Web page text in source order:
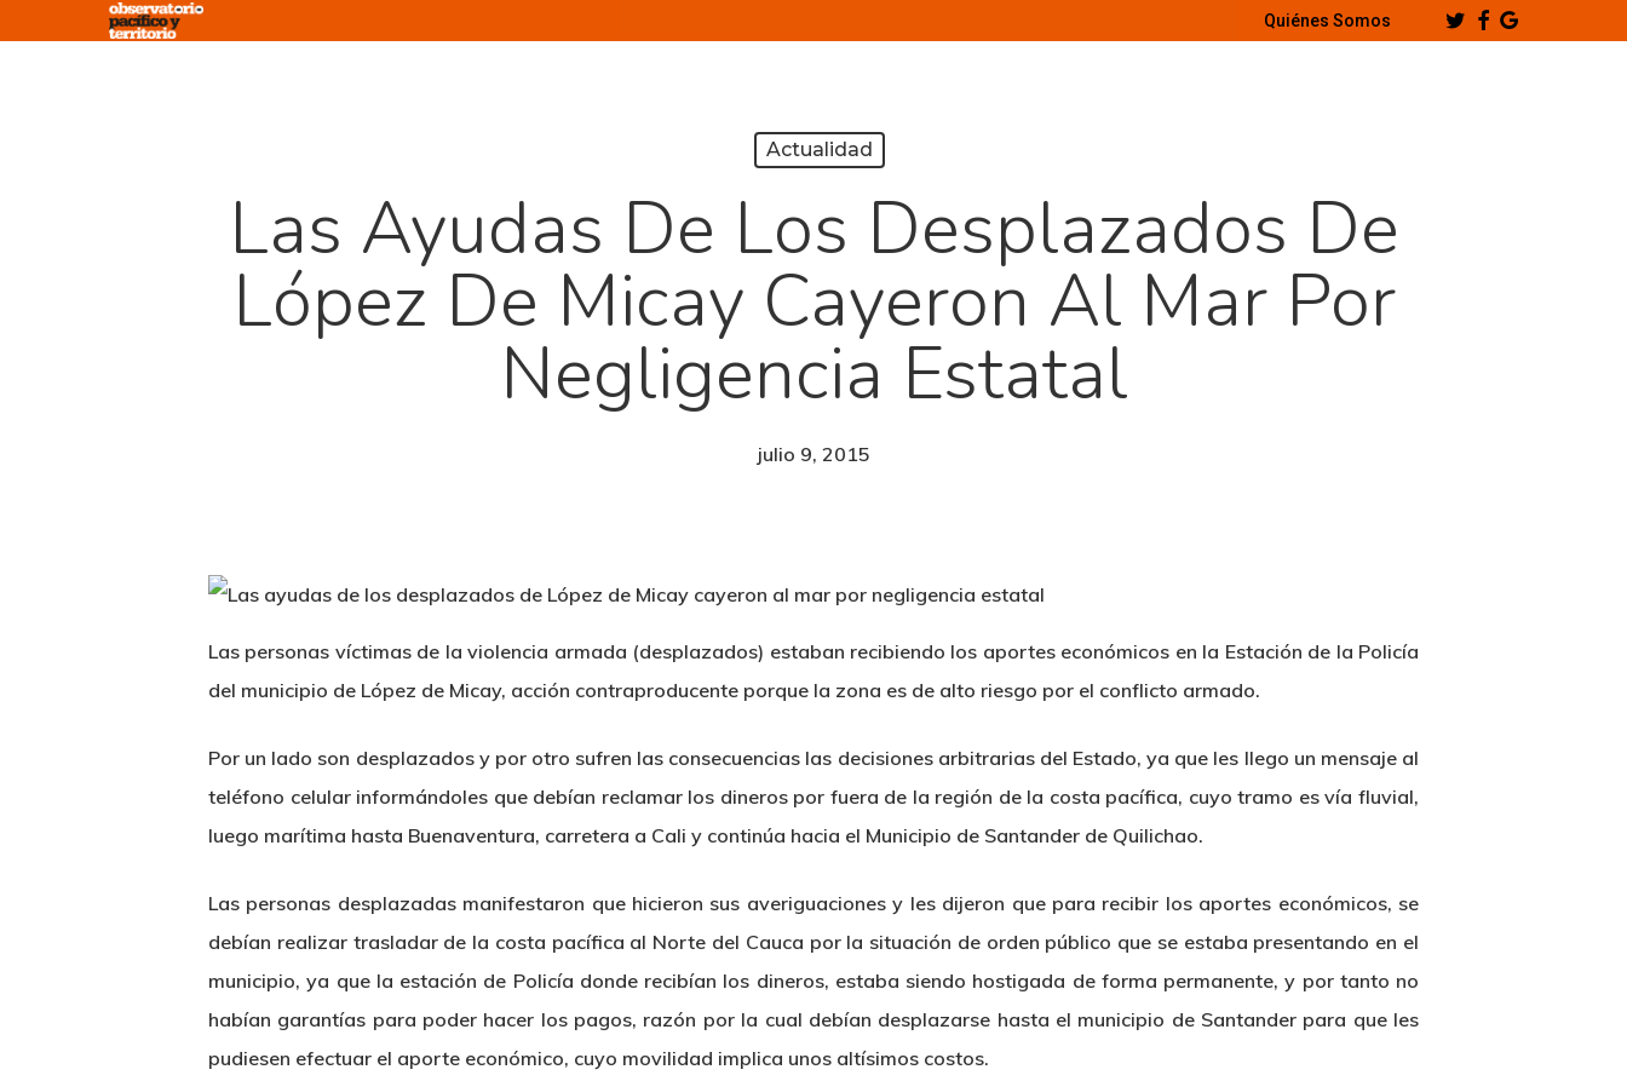
Quiénes Somos TwitterFacebook
Google-
Plus
Actualidad
Las Ayudas De Los Desplazados De
López De Micay Cayeron Al Mar Por
Negligencia Estatal
julio 9, 2015
Las personas víctimas de la violencia armada (desplazados) estaban recibiendo los aportes económicos en la Estación de la Policía
del municipio de López de Micay, acción contraproducente porque la zona es de alto riesgo por el conflicto armado.
Por un lado son desplazados y por otro sufren las consecuencias las decisiones arbitrarias del Estado, ya que les llego un mensaje al
teléfono celular informándoles que debían reclamar los dineros por fuera de la región de la costa pacífica, cuyo tramo es vía fluvial,
luego marítima hasta Buenaventura, carretera a Cali y continúa hacia el Municipio de Santander de Quilichao.
Las personas desplazadas manifestaron que hicieron sus averiguaciones y les dijeron que para recibir los aportes económicos, se
debían realizar trasladar de la costa pacífica al Norte del Cauca por la situación de orden público que se estaba presentando en el
municipio, ya que la estación de Policía donde recibían los dineros, estaba siendo hostigada de forma permanente, y por tanto no
habían garantías para poder hacer los pagos, razón por la cual debían desplazarse hasta el municipio de Santander para que les
pudiesen efectuar el aporte económico, cuyo movilidad implica unos altísimos costos.